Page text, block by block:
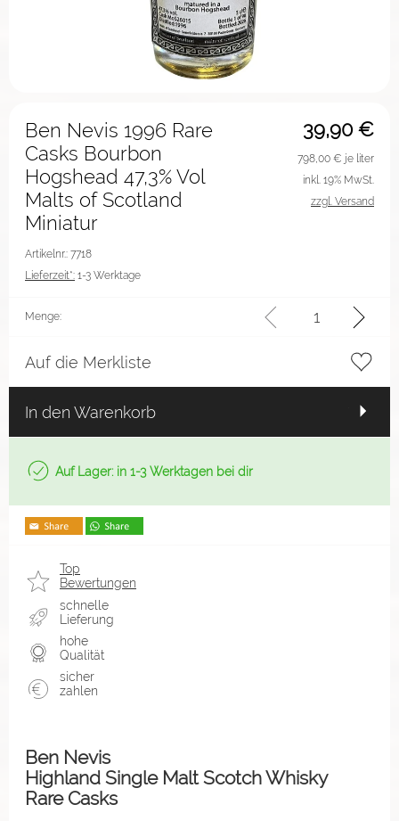
39,90 €
Ben Nevis 1996 Rare
Casks Bourbon
Hogshead 47,3% Vol
Malts of Scotland
Miniatur
Artikelnr.: 7718
Lieferzeit*: 1-3 Werktage
798,00 € je liter
inkl. 19% MwSt.
zzgl. Versand
Menge:
Auf die Merkliste
In den Warenkorb
Auf Lager: in 1-3 Werktagen bei dir
Top
Bewertungen
schnelle
Lieferung
hohe
Qualität
sicher
zahlen
Ben Nevis
Highland Single Malt Scotch Whisky
Rare Casks